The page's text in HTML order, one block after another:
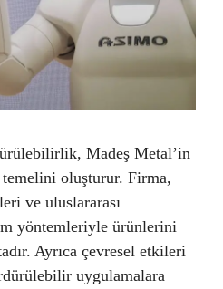
Madeş Metal’in
oluşturur. Firma,
ve uluslararası
yöntemleriyle ürünlerini
Ayrıca çevresel etkileri
uygulamalara